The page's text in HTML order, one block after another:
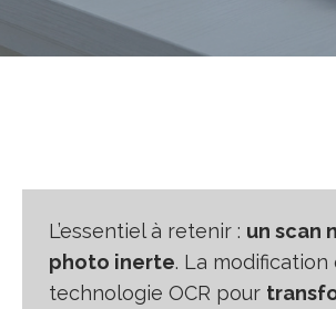
L’essentiel à retenir : un scan
photo inerte. La modification
technologie OCR pour